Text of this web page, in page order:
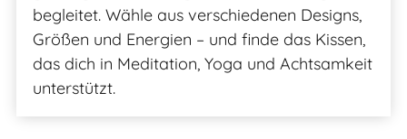
Kontakt
begleitet. Wähle aus verschiedenen Designs,
Größen und Energien – und finde das Kissen,
das dich in Meditation, Yoga und Achtsamkeit
unterstützt.